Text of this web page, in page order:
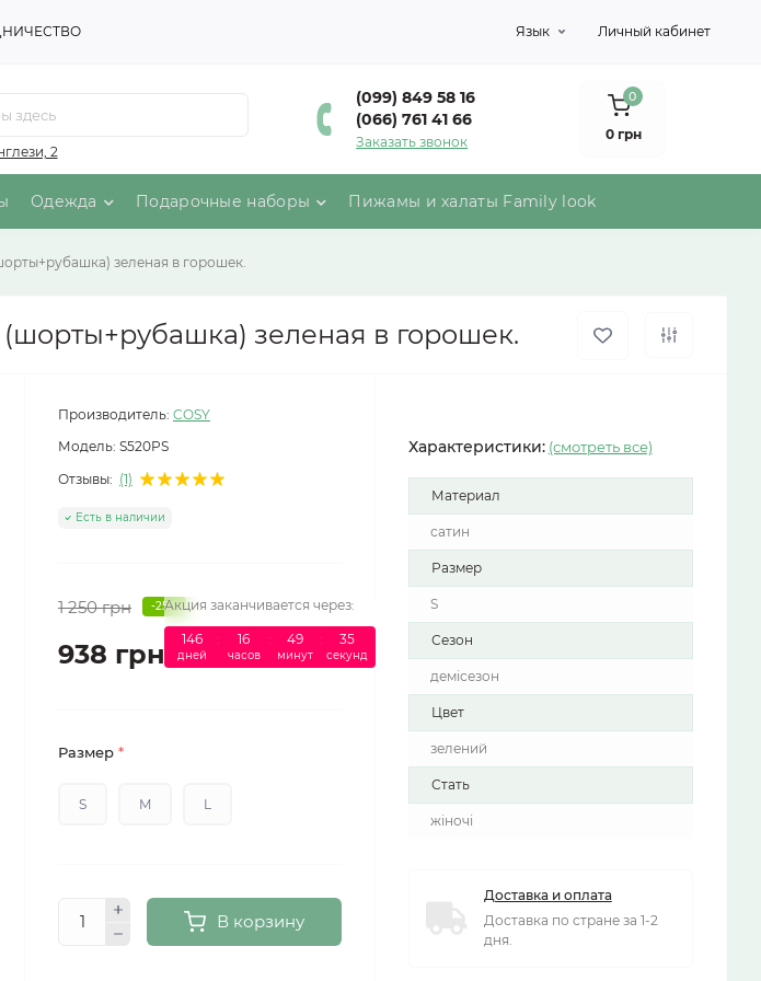
Язык Личный кабинет
2
(099) 849 58 16
(066) 761 41 66
Заказать звонок
0
0 грн
Одежда Подарочные наборы Пижамы и халаты Family look
зеленая в горошек.
зеленая в горошек.
Производитель: COSY
Модель: S520PS
Отзывы: (1)
Есть в наличии
Акция заканчивается через:
146
дней
: 16
часов
: 49
минут
: 34
секунд
1 250 грн -25%
938 грн
Размер *
S M L
В корзину
Характеристики: (смотреть все)
Материал
сатин
Размер
S
Сезон
демісезон
Цвет
зелений
Стать
жіночі
Доставка и оплата
Доставка по стране за 1-2
дня.